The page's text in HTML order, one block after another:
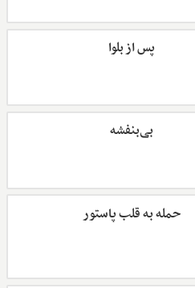
پس از بلوا
بی‌بنفشه
حمله به قلب پاستور